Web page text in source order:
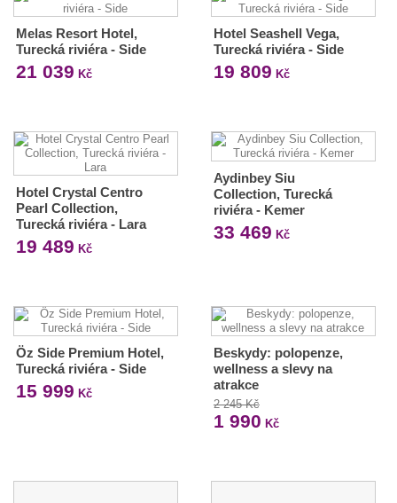
Melas Resort Hotel,
Turecká riviéra - Side
21 039 Kč
Hotel Seashell Vega,
Turecká riviéra - Side
19 809 Kč
Hotel Crystal Centro
Pearl Collection,
Turecká riviéra - Lara
19 489 Kč
Aydinbey Siu
Collection, Turecká
riviéra - Kemer
33 469 Kč
Öz Side Premium Hotel,
Turecká riviéra - Side
15 999 Kč
Beskydy: polopenze,
wellness a slevy na
atrakce
2 245 Kč
1 990 Kč